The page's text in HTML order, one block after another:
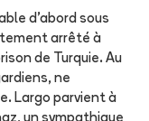
d'abord sous
arrêté à
de Turquie. Au
ne
Largo parvient à